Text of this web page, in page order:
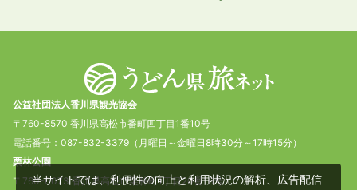
公益社団法人香川県観光協会
〒760-8570 香川県高松市番町四丁目1番10号
電話番号：087-832-3379（月曜日～金曜日8時30分～17時15分）
栗林公園
〒760-0073 香川県高松市栗林町1丁目20番16号
当サイトでは、利便性の向上と利用状況の解析、広告配信